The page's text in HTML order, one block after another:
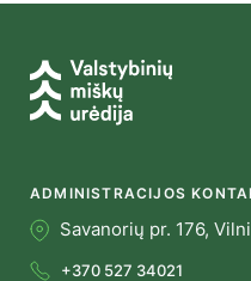
ADMINISTRACIJOS
Savanorių pr. 176,
+370 527 34021